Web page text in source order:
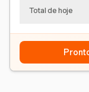
Total de hoje